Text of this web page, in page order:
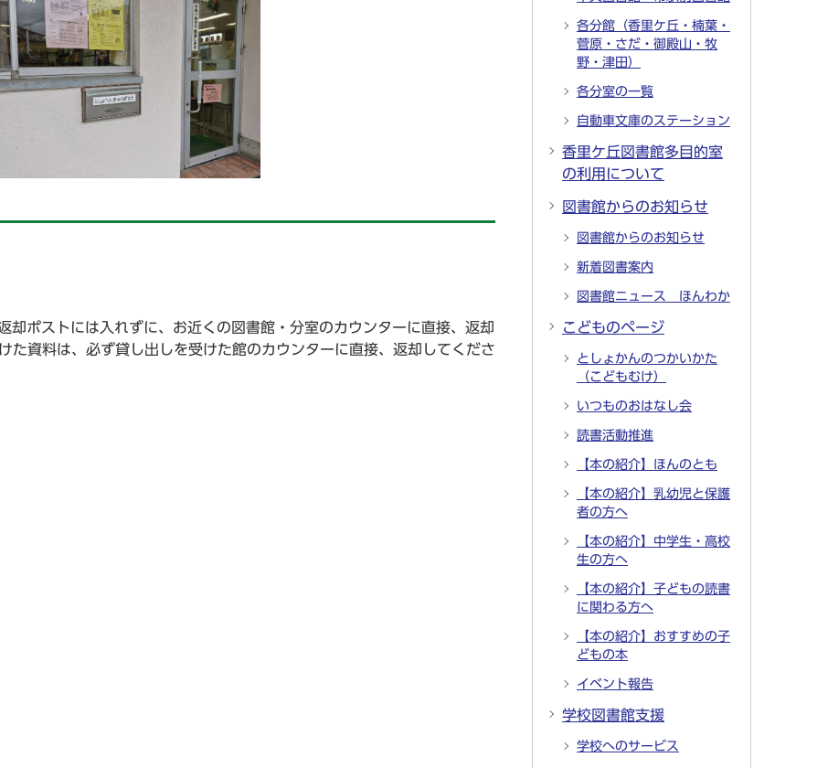
ポストには入れずに、お近くの図書館・分室のカウンターに直接、返却
た資料は、必ず貸し出しを受けた館のカウンターに直接、返却してくださ
各分館（香里ケ丘・楠葉・
菅原・さだ・御殿山・牧
野・津田）
各分室の一覧
自動車文庫のステーション
香里ケ丘図書館多目的室
の利用について
図書館からのお知らせ
図書館からのお知らせ
新着図書案内
図書館ニュース ほんわか
こどものページ
としょかんのつかいかた
（こどもむけ）
いつものおはなし会
読書活動推進
【本の紹介】ほんのとも
【本の紹介】乳幼児と保護
者の方へ
【本の紹介】中学生・高校
生の方へ
【本の紹介】子どもの読書
に関わる方へ
【本の紹介】おすすめの子
どもの本
イベント報告
学校図書館支援
学校へのサービス